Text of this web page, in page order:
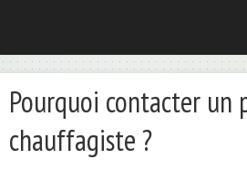
Pourquoi contacter un
chauffagiste ?